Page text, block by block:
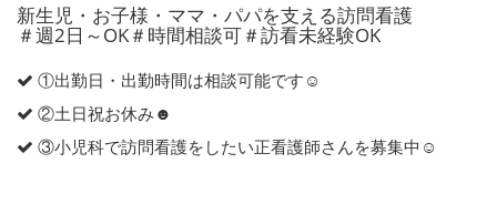
新生児・お子様・ママ・パパを支える訪問看護
＃週2日～OK＃時間相談可＃訪看未経験OK
①出勤日・出勤時間は相談可能です☺︎
②土日祝お休み☻︎
③小児科で訪問看護をしたい正看護師さんを募集中☺︎